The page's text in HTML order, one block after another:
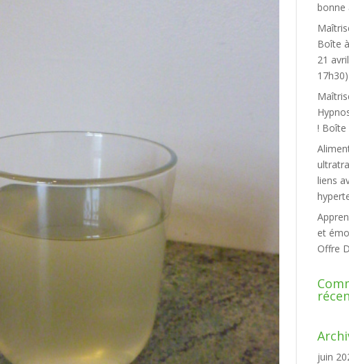
bonne
Boîte
21
17h30)
! Boîte
liens
et
Offre
juin